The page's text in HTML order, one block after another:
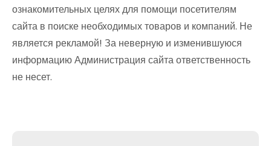
ознакомительных целях для помощи посетителям
сайта в поиске необходимых товаров и компаний. Не
является рекламой! За неверную и изменившуюся
информацию Администрация сайта ответственность
не несет.